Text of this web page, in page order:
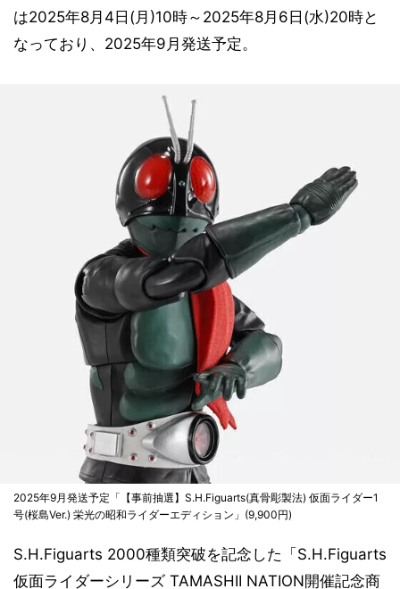
は2025年8月4日(月)10時～2025年8月6日(水)20時と
なっており、2025年9月発送予定。
2025年9月発送予定「【事前抽選】S.H.Figuarts(真骨彫製法) 仮面ライダー1
号(桜島Ver.) 栄光の昭和ライダーエディション」(9,900円)
S.H.Figuarts 2000種類突破を記念した「S.H.Figuarts
仮面ライダーシリーズ TAMASHII NATION開催記念商